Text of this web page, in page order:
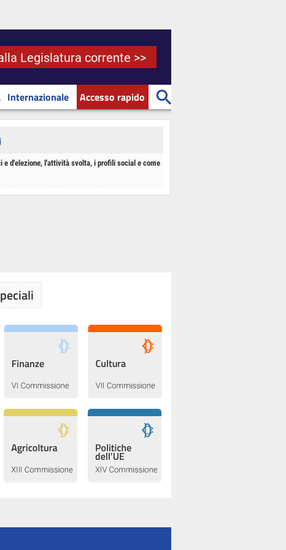
Legislatura corrente >>
Internazionale Accesso rapido
e d'elezione, l'attività svolta, i profili social e come